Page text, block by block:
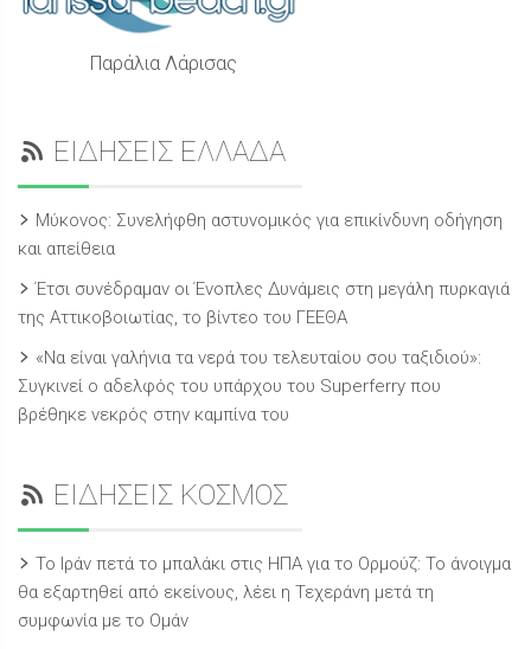
Παράλια Λάρισας
ΕΙΔΗΣΕΙΣ ΕΛΛΑΔΑ
Μύκονος: Συνελήφθη αστυνομικός για επικίνδυνη οδήγηση
και απείθεια
Έτσι συνέδραμαν οι Ένοπλες Δυνάμεις στη μεγάλη πυρκαγιά
της Αττικοβοιωτίας, το βίντεο του ΓΕΕΘΑ
«Να είναι γαλήνια τα νερά του τελευταίου σου ταξιδιού»:
Συγκινεί ο αδελφός του υπάρχου του Superferry που
βρέθηκε νεκρός στην καμπίνα του
ΕΙΔΗΣΕΙΣ ΚΟΣΜΟΣ
Το Ιράν πετά το μπαλάκι στις ΗΠΑ για το Ορμούζ: Το άνοιγμα
θα εξαρτηθεί από εκείνους, λέει η Τεχεράνη μετά τη
συμφωνία με το Ομάν